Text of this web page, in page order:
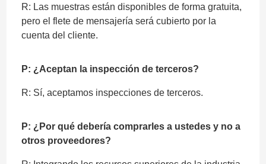
R: Las muestras están disponibles de forma gratuita,
pero el flete de mensajería será cubierto por la
cuenta del cliente.
P: ¿Aceptan la inspección de terceros?
R: Sí, aceptamos inspecciones de terceros.
P: ¿Por qué debería comprarles a ustedes y no a
otros proveedores?